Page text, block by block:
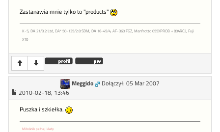
Zastanawia mnie tylko to "products"
K-5, DA 21/3.2 Ltd, DA* 50-135/2.8 SDM, DA 16-45/4, AF-360 FGZ, Manfrotto 055XPROB + 804RC2, Fuji
X10
Meggido
Dołączył: 05 Mar 2007
2010-02-18, 13:46
Puszka i szkiełka.
Miłośnik pełnej klaty